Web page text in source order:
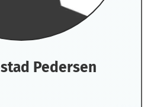
Pedersen